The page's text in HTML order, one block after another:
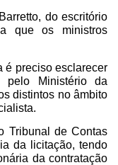
do escritório
que os ministros
é preciso esclarecer
pelo Ministério da
distintos no âmbito
Tribunal de Contas
da licitação, tendo
da contratação